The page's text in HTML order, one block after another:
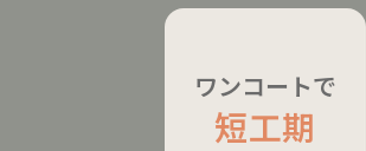
ワンコートで
短工期